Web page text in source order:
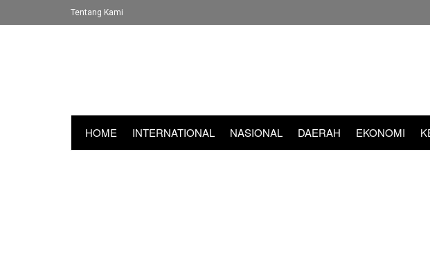
Tentang Kami
HOME INTERNATIONAL NASIONAL DAERAH EKONOMI